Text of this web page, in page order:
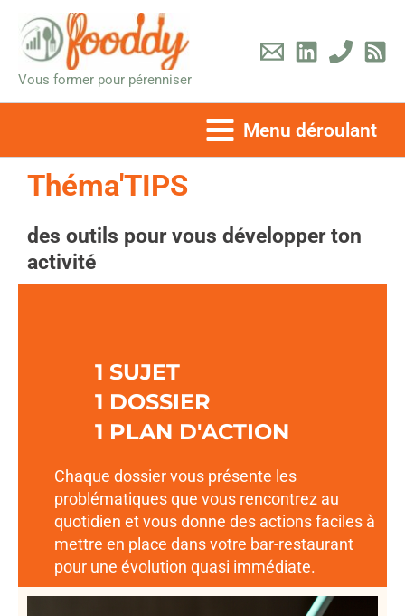
Aller
au
contenu
Vous former pour pérenniser
Menu déroulant
Théma'TIPS
des outils pour vous développer ton
activité
1 SUJET
1 DOSSIER
1 PLAN D'ACTION
Chaque dossier vous présente les
problématiques que vous rencontrez au
quotidien et vous donne des actions faciles à
mettre en place dans votre bar-restaurant
pour une évolution quasi immédiate.